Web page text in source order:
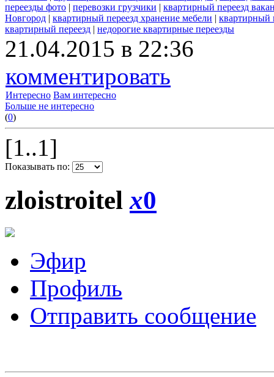
переезды фото | перевозки грузчики | квартирный переезд
Новгород | квартирный переезд хранение мебели | квартирный
квартирный переезд | недорогие квартирные переезды
21.04.2015 в 22:36
комментировать
Интересно Вам интересно
Больше не интересно
(0)
[1..1]
Показывать по:
zloistroitelx0
Эфир
Профиль
Отправить сообщение